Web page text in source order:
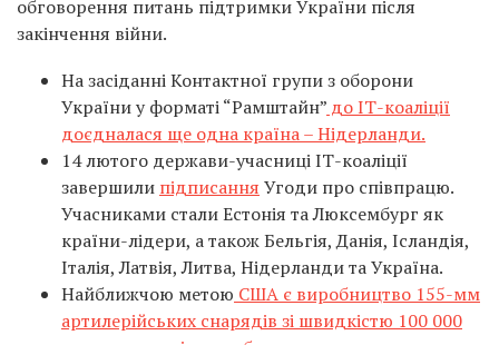
обговорення питань підтримки України після
закінчення війни.
На засіданні Контактної групи з оборони
України у форматі “Рамштайн” до ІТ-коаліції
доєдналася ще одна країна – Нідерланди.
14 лютого держави-учасниці ІТ-коаліції
завершили підписання Угоди про співпрацю.
Учасниками стали Естонія та Люксембург як
країни-лідери, а також Бельгія, Данія, Ісландія,
Італія, Латвія, Литва, Нідерланди та Україна.
Найближчою метою США є виробництво 155-мм
артилерійських снарядів зі швидкістю 100 000